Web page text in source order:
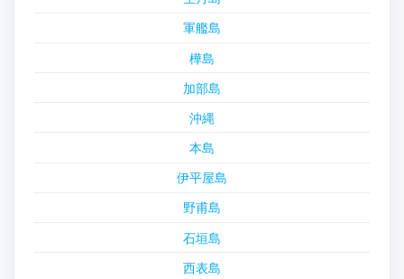
軍艦島
樺島
加部島
沖縄
本島
伊平屋島
野甫島
石垣島
西表島